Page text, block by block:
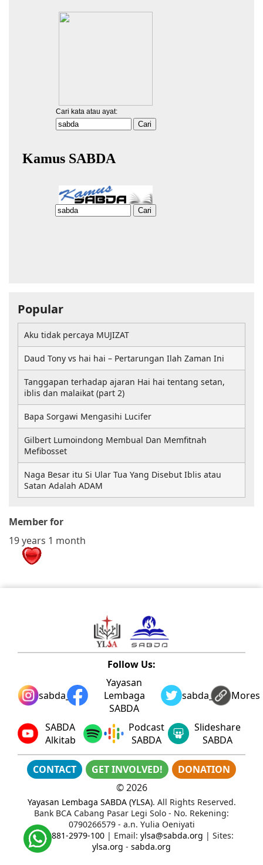
Member for
19 years 1 month
Popular
Aku tidak percaya MUJIZAT
Daud Tony vs hai hai – Pertarungan Ilah Zaman Ini
Tanggapan terhadap ajaran Hai hai tentang setan,
iblis dan malaikat (part 2)
Bapa Sorgawi Mengasihi Lucifer
Gilbert Lumoindong Membual Dan Memfitnah
Mefibosset
Naga Besar itu Si Ular Tua Yang Disebut Iblis atau
Satan Adalah ADAM
Follow Us:
sabda_ylsa
Yayasan
Lembaga
SABDA
sabda_ylsaMores
SABDA
Alkitab
Podcast
SABDA
Slideshare
SABDA
CONTACT GET INVOLVED!
DONATION
©2026
Yayasan Lembaga SABDA (YLSA). All Rights Reserved.
Bank BCA Cabang Pasar Legi Solo - No. Rekening:
0790266579 - a.n. Yulia Oeniyati
WA:0881-2979-100| Email: ylsa@sabda.org | Sites:
ylsa.org - sabda.org